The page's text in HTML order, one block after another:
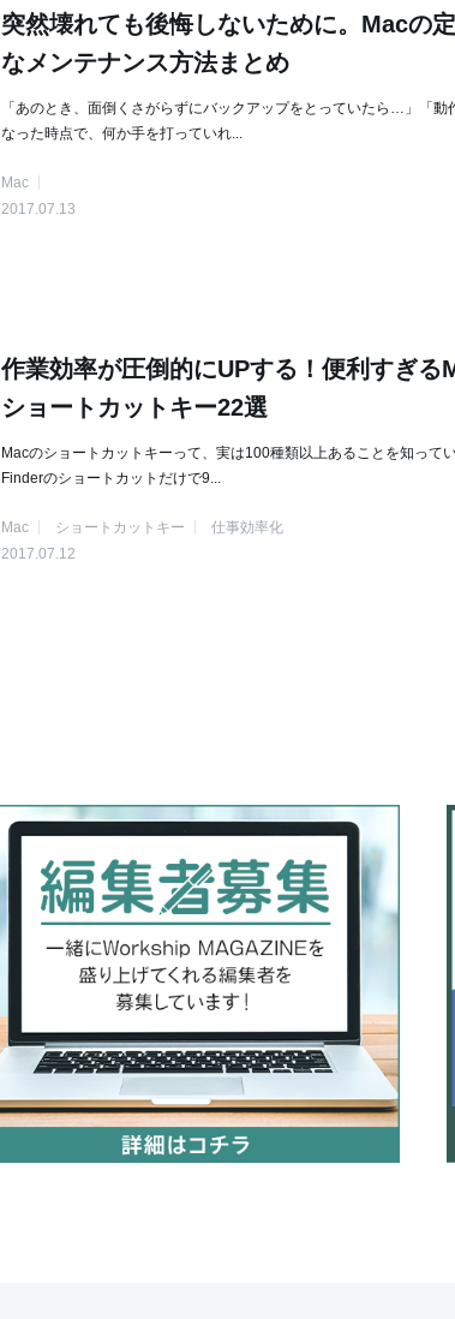
突然壊れても後悔しないために。Macの
なメンテナンス方法まとめ
「あのとき、面倒くさがらずにバックアップをとっていたら…」「動
なった時点で、何か手を打っていれ...
Mac
2017.07.13
作業効率が圧倒的にUPする！便利すぎる
ショートカットキー22選
Macのショートカットキーって、実は100種類以上あることを知って
Finderのショートカットだけで9...
Mac ショートカットキー
仕事効率化
2017.07.12